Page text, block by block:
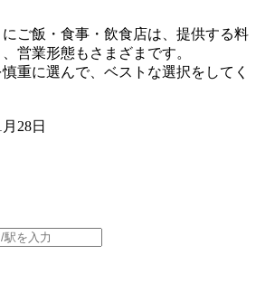
ご飯・食事・飲食店は、提供する料
営業形態もさまざまです。
重に選んで、ベストな選択をしてく
28日